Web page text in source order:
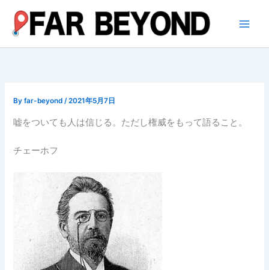
ス
Byfar-beyond/2021年5月7日
嘘をついても人は信じる。ただし権威をもって語ること。
チェーホフ